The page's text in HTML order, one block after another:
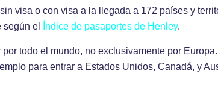
visa o con visa a la llegada a 172 países y
el
Índice de pasaportes de Henley.
todo el mundo, no exclusivamente por
para entrar a Estados Unidos, Canadá, y